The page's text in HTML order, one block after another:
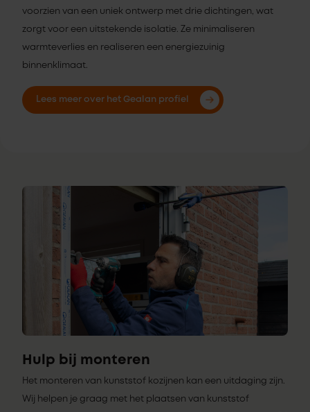
voorzien van een uniek ontwerp met drie dichtingen, wat
zorgt voor een uitstekende isolatie. Ze minimaliseren
warmteverlies en realiseren een energiezuinig
binnenklimaat.
Lees meer over het Gealan profiel
Hulp bij monteren
Het monteren van kunststof kozijnen kan een uitdaging zijn.
Wij helpen je graag met het plaatsen van kunststof